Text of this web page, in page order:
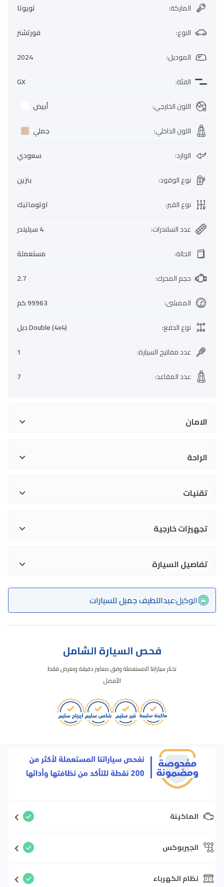
الماركة:
تويوتا
النوع:
فورتشنر
الموديل:
2024
الفئة:
GX
اللون الخارجي:
أبيض
اللون الداخلي:
جملي
الوارد:
سعودي
نوع الوقود:
بنزين
نوع القير:
اوتوماتيك
عدد السلندرات:
4 سيليندر
الحالة:
مستعملة
حجم المحرك:
2.7
الممشى:
99963 كم
نوع الدفع:
Double (4x4) دبل
عدد مفاتيح السيارة:
1
عدد المقاعد:
7
الامان
الراحة
تقنيات
تجهيزات خارجية
تفاصيل السيارة
الوكيل:عبداللطيف جميل للسيارات
فحص السيارة الشامل
نختار سياراتنا المستعملة وفق معايير دقيقة ونعرض فقط
الأفضل
الماكينة
الجيربوكس
نظام الكهرباء